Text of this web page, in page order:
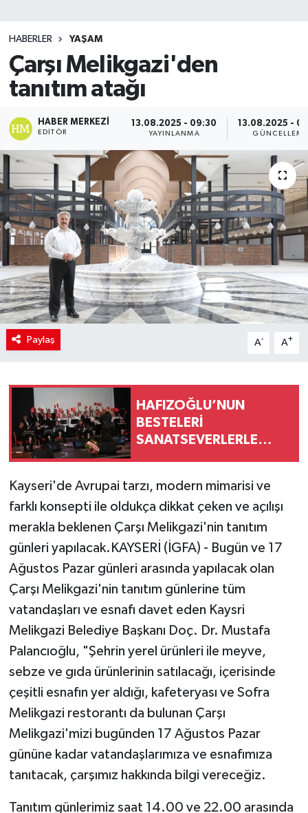
HABERLER YAŞAM
Çarşı Melikgazi'den
tanıtım atağı
HABER MERKEZI
EDITÖR
13.08.2025 - 09:30
YAYINLANMA
13.08.2025 -
GÜNCELLEME
Paylaş A- A+
HAFIZOĞLU’NUN
BESTELERİ
SANATSEVERLERLE
Kayseri'de Avrupai tarzı, modern mimarisi ve
farklı konsepti ile oldukça dikkat çeken ve açılışı
merakla beklenen Çarşı Melikgazi'nin tanıtım
günleri yapılacak.KAYSERİ (İGFA) - Bugün ve 17
Ağustos Pazar günleri arasında yapılacak olan
Çarşı Melikgazi'nin tanıtım günlerine tüm
vatandaşları ve esnafı davet eden Kaysri
Melikgazi Belediye Başkanı Doç. Dr. Mustafa
Palancıoğlu, "Şehrin yerel ürünleri ile meyve,
sebze ve gıda ürünlerinin satılacağı, içerisinde
çeşitli esnafın yer aldığı, kafeteryası ve Sofra
Melikgazi restorantı da bulunan Çarşı
Melikgazi'mizi bugünden 17 Ağustos Pazar
gününe kadar vatandaşlarımıza ve esnafımıza
tanıtacak, çarşımız hakkında bilgi vereceğiz.
Tanıtım günlerimiz saat 14.00 ve 22.00 arasında
Teknoloji
TRABZON
TRABZONSPOR
Yaşam